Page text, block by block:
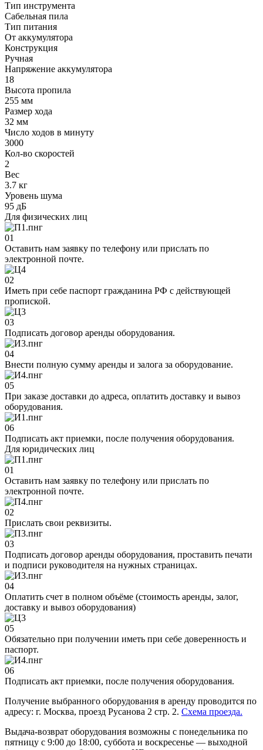
Тип инструмента
Сабельная пила
Тип питания
От аккумулятора
Конструкция
Ручная
Напряжение аккумулятора
18
Высота пропила
255 мм
Размер хода
32 мм
Число ходов в минуту
3000
Кол-во скоростей
2
Вес
3.7 кг
Уровень шума
95 дБ
Для физических лиц
01
Оставить нам заявку по телефону или прислать по
электронной почте.
02
Иметь при себе паспорт гражданина РФ с действующей
пропиской.
03
Подписать договор аренды оборудования.
04
Внести полную сумму аренды и залога за оборудование.
05
При заказе доставки до адреса, оплатить доставку и вывоз
оборудования.
06
Подписать акт приемки, после получения оборудования.
Для юридических лиц
01
Оставить нам заявку по телефону или прислать по
электронной почте.
02
Прислать свои реквизиты.
03
Подписать договор аренды оборудования, проставить печати
и подписи руководителя на нужных страницах.
04
Оплатить счет в полном объёме (стоимость аренды, залог,
доставку и вывоз оборудования)
05
Обязательно при получении иметь при себе доверенность и
паспорт.
06
Подписать акт приемки, после получения оборудования.
Получение выбранного оборудования в аренду проводится по
адресу: г. Москва, проезд Русанова 2 стр. 2. Схема проезда.
Выдача-возврат оборудования возможны с понедельника по
пятницу с 9:00 до 18:00, суббота и воскресенье — выходной